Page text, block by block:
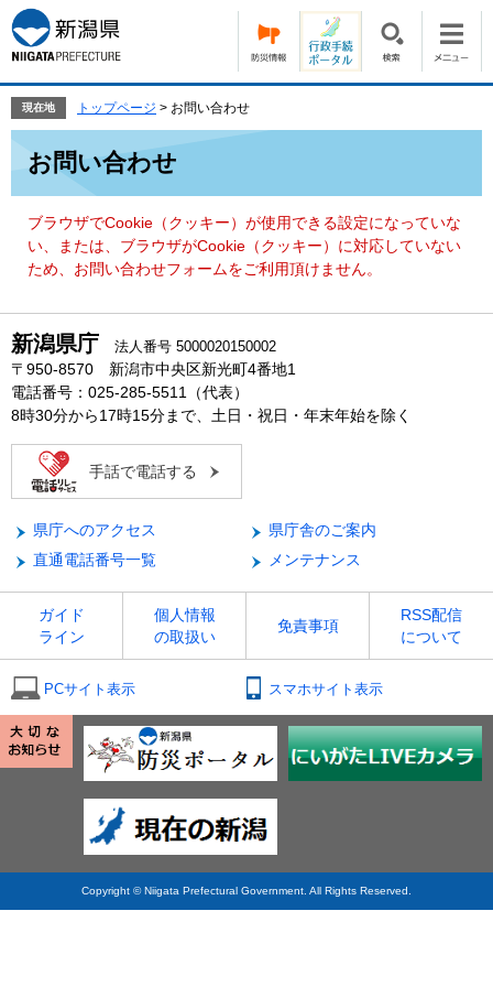
ー
ジ
の
頭
す。
ニ
ュ
ー
飛
て
現在地 トップページ > お問い合わせ
お問い合わせ
ブラウザでCookie（クッキー）が使用できる設定になっていな
い、または、ブラウザがCookie（クッキー）に対応していない
ため、お問い合わせフォームをご利用頂けません。
新潟県庁 法人番号 5000020150002
〒950-8570 新潟市中央区新光町4番地1
電話番号：025-285-5511（代表）
8時30分から17時15分まで、土日・祝日・年末年始を除く
手話で電話する
県庁へのアクセス
県庁舎のご案内
直通電話番号一覧
メンテナンス
ガイド
ライン
個人情報
の取扱い
免責事項
RSS配信
について
PCサイト表示 スマホサイト表示
Copyright © Niigata Prefectural Government. All Rights Reserved.